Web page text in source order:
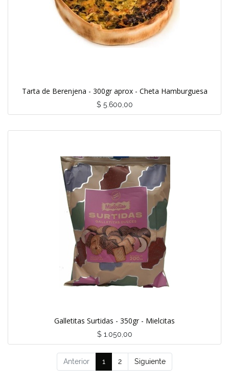
Tarta de Berenjena - 300gr aprox - Cheta Hamburguesa
$ 5.600,00
Galletitas Surtidas - 350gr - Mielcitas
$ 1.050,00
Anterior 1 2 Siguiente